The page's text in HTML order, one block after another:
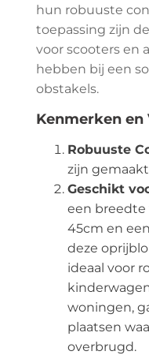
hun robuuste
toepassing zijn
voor scooters en
hebben bij een
obstakels.
Kenmerken en
Robuuste
zijn
Geschikt
een breedte
45cm en
deze
ideaal voor
woningen,
plaatsen
overbrugd.